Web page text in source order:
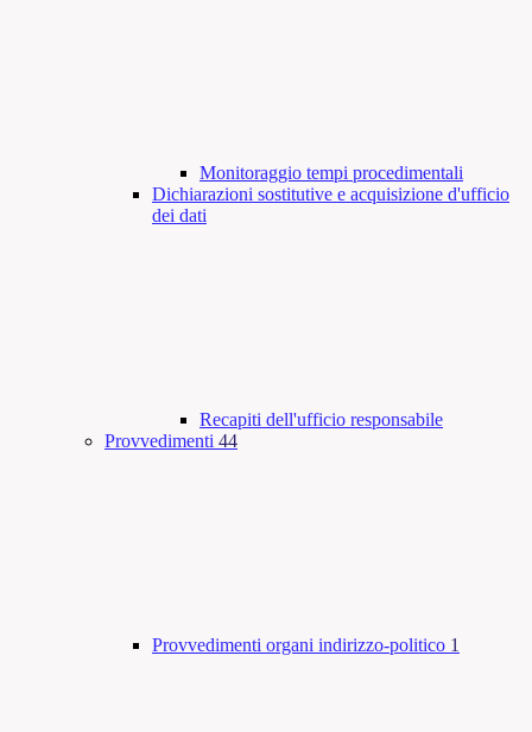
Monitoraggio tempi procedimentali
Dichiarazioni sostitutive e acquisizione d'ufficio
dei dati
Recapiti dell'ufficio responsabile
Provvedimenti 44
Provvedimenti organi indirizzo-politico 1